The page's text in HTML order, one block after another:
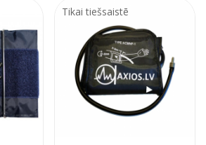
Tikai tiešsaistē